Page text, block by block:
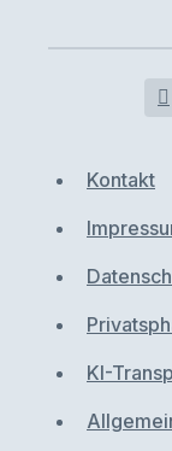
Kontakt
KI-